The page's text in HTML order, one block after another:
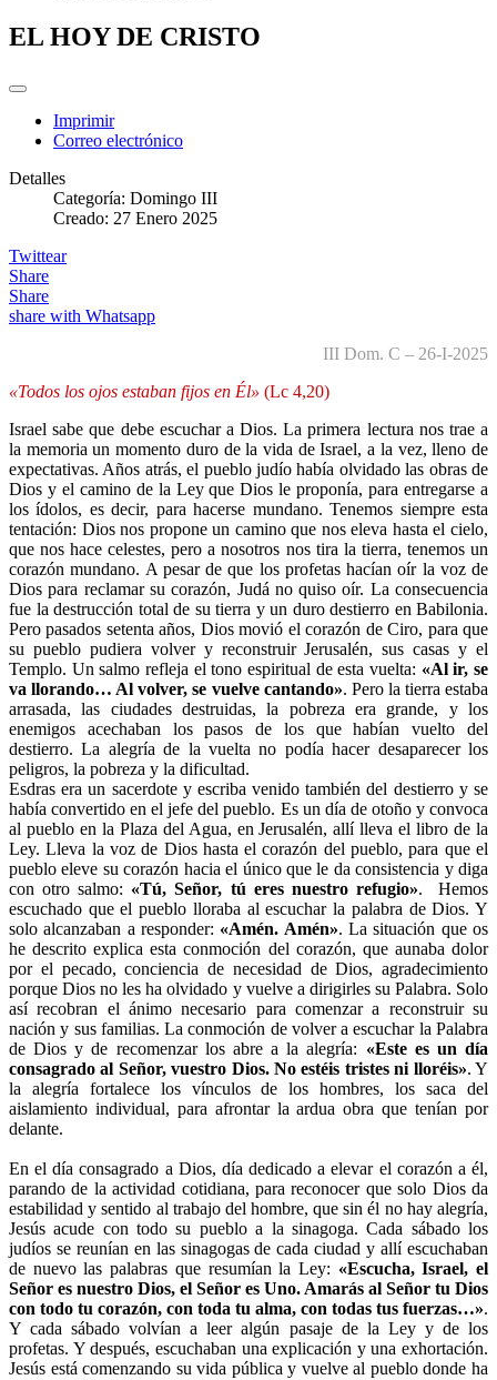
EL HOY DE CRISTO
Imprimir
Correo electrónico
Detalles
Categoría: Domingo III
Creado: 27 Enero 2025
Twittear
Share
Share
share with Whatsapp
III Dom. C – 26-I-2025
«Todos los ojos estaban fijos en Él» (Lc 4,20)
Israel sabe que debe escuchar a Dios. La primera lectura nos trae a
la memoria un momento duro de la vida de Israel, a la vez, lleno de
expectativas. Años atrás, el pueblo judío había olvidado las obras de
Dios y el camino de la Ley que Dios le proponía, para entregarse a
los ídolos, es decir, para hacerse mundano. Tenemos siempre esta
tentación: Dios nos propone un camino que nos eleva hasta el cielo,
que nos hace celestes, pero a nosotros nos tira la tierra, tenemos un
corazón mundano. A pesar de que los profetas hacían oír la voz de
Dios para reclamar su corazón, Judá no quiso oír. La consecuencia
fue la destrucción total de su tierra y un duro destierro en Babilonia.
Pero pasados setenta años, Dios movió el corazón de Ciro, para que
su pueblo pudiera volver y reconstruir Jerusalén, sus casas y el
Templo. Un salmo refleja el tono espiritual de esta vuelta: «Al ir, se
va llorando… Al volver, se vuelve cantando». Pero la tierra estaba
arrasada, las ciudades destruidas, la pobreza era grande, y los
enemigos acechaban los pasos de los que habían vuelto del
destierro. La alegría de la vuelta no podía hacer desaparecer los
peligros, la pobreza y la dificultad.
Esdras era un sacerdote y escriba venido también del destierro y se
había convertido en el jefe del pueblo. Es un día de otoño y convoca
al pueblo en la Plaza del Agua, en Jerusalén, allí lleva el libro de la
Ley. Lleva la voz de Dios hasta el corazón del pueblo, para que el
pueblo eleve su corazón hacia el único que le da consistencia y diga
con otro salmo: «Tú, Señor, tú eres nuestro refugio». Hemos
escuchado que el pueblo lloraba al escuchar la palabra de Dios. Y
solo alcanzaban a responder: «Amén. Amén». La situación que os
he descrito explica esta conmoción del corazón, que aunaba dolor
por el pecado, conciencia de necesidad de Dios, agradecimiento
porque Dios no les ha olvidado y vuelve a dirigirles su Palabra. Solo
así recobran el ánimo necesario para comenzar a reconstruir su
nación y sus familias. La conmoción de volver a escuchar la Palabra
de Dios y de recomenzar los abre a la alegría: «Este es un día
consagrado al Señor, vuestro Dios. No estéis tristes ni lloréis». Y
la alegría fortalece los vínculos de los hombres, los saca del
aislamiento individual, para afrontar la ardua obra que tenían por
delante.
En el día consagrado a Dios, día dedicado a elevar el corazón a él,
parando de la actividad cotidiana, para reconocer que solo Dios da
estabilidad y sentido al trabajo del hombre, que sin él no hay alegría,
Jesús acude con todo su pueblo a la sinagoga. Cada sábado los
judíos se reunían en las sinagogas de cada ciudad y allí escuchaban
de nuevo las palabras que resumían la Ley: «Escucha, Israel, el
Señor es nuestro Dios, el Señor es Uno. Amarás al Señor tu Dios
con todo tu corazón, con toda tu alma, con todas tus fuerzas…».
Y cada sábado volvían a leer algún pasaje de la Ley y de los
profetas. Y después, escuchaban una explicación y una exhortación.
Jesús está comenzando su vida pública y vuelve al pueblo donde ha